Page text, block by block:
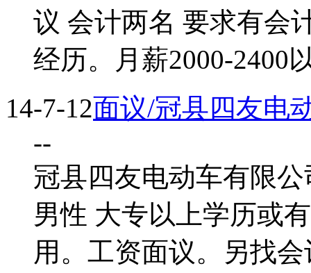
议 会计两名 要求有会
经历。月薪2000-2400
14-7-12面议/冠县四友电
--
冠县四友电动车有限
男性 大专以上学历或
用。工资面议。另找